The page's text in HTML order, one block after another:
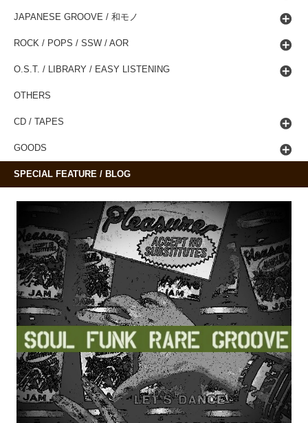
JAPANESE GROOVE / 和モノ
ROCK / POPS / SSW / AOR
O.S.T. / LIBRARY / EASY LISTENING
OTHERS
CD / TAPES
GOODS
SPECIAL FEATURE / BLOG